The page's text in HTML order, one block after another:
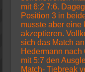
mit 6:2 7:6.
Position 3 in
musste aber eine
akzeptieren.
sich das Match
Hedermann nach
mit 5:7 den
Match- Tiebreak